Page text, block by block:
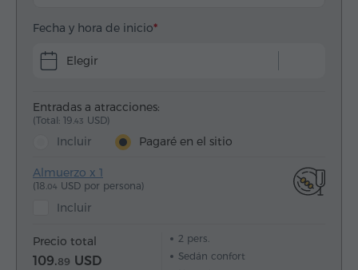
Fecha y hora de inicio
Elegir
Entradas a atracciones:
(Total: 19.43 USD)
Incluir Pagaré en el sitio
Almuerzo x 1
(18.04 USD por persona)
Incluir
Precio total
109.89 USD
2pers.
Sedán confort